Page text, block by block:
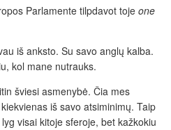
Parlamente tilpdavot toje one
iš anksto. Su savo anglų kalba.
kol mane nutrauks.
šviesi asmenybė. Čia mes
iš savo atsiminimų. Taip
visai kitoje sferoje, bet kažkokiu